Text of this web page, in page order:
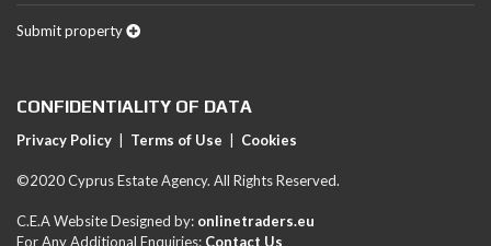
Submit property
CONFIDENTIALITY OF DATA
Privacy Policy Terms of Use Cookies
©2020 Cyprus Estate Agency. All Rights Reserved.
C.E.A Website Designed by: onlinetraders.eu
For Any Additional Enquiries: Contact Us